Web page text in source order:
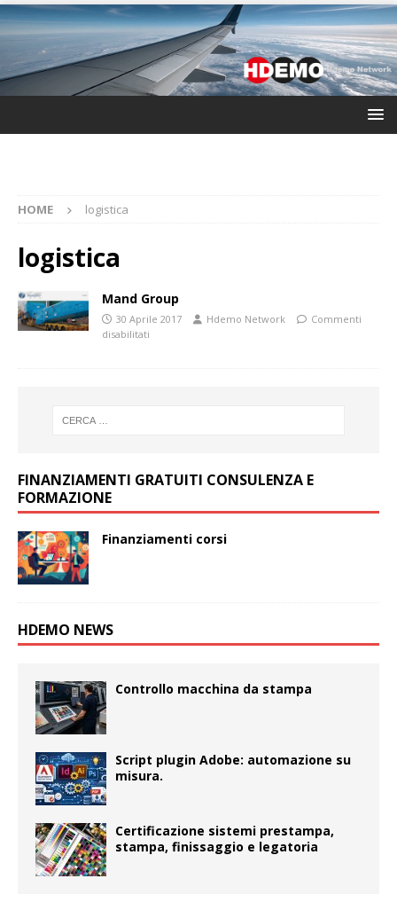
HOME logistica
logistica
Mand Group
30 Aprile 2017 Hdemo Network
Commenti
disabilitati
FINANZIAMENTI GRATUITI CONSULENZA E
FORMAZIONE
Finanziamenti corsi
HDEMO NEWS
Controllo macchina da stampa
Script plugin Adobe: automazione su
misura.
Certificazione sistemi prestampa,
stampa, finissaggio e legatoria